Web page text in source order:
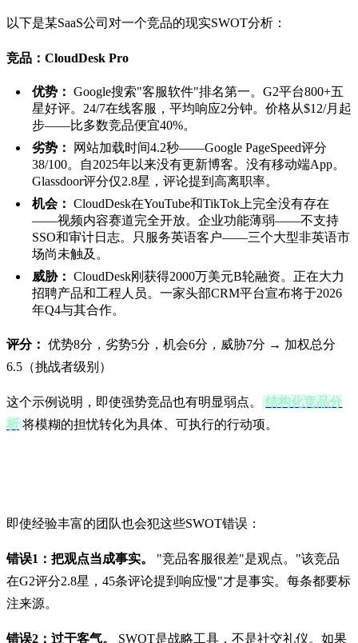
以下是某SaaS公司对一个竞品的现实SWOT分析：
竞品：CloudDesk Pro
优势： Google搜索"客服软件"排名第一。G2平台800+五
星好评。24/7在线客服，平均响应2分钟。价格从$12/月起
步——比多数竞品便宜40%。
劣势：
网站加载时间4.2秒——Google PageSpeed评分
38/100。自2025年以来没有更新博客。没有移动端App。
Glassdoor评分仅2.8星，评论提到高离职率。
机会： CloudDesk在YouTube和TikTok上完全没有存在
——视频内容赛道完全开放。企业功能薄弱——不支持
SSO和审计日志。只服务英语客户——三个大型非英语市
场尚未触及。
威胁： CloudDesk刚获得2000万美元B轮融资。正在大力
招聘产品和工程人员。一家头部CRM平台宣布将于2026
年Q4与其合作。
评分： 优势8分，劣势5分，机会6分，威胁7分 → 加权总分
6.5（挑战者级别）
这个示例说明，即使强势竞品也有明显弱点。
结构化竞品分
析 将模糊的担忧转化为具体、可执行的行动项。
即使经验丰富的团队也会犯这些SWOT错误：
错误1：把观点当成事实。
"竞品客服很差"是观点。"该竞品
在G2评分2.8星，45条评论提到响应慢"才是事实。每条都要标
注来源。
错误2：过于客气。 SWOT是战略工具，不是社交礼仪。如果